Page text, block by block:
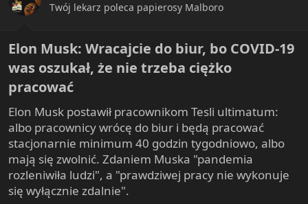
Twój lekarz poleca papierosy Malboro
Elon Musk: Wracajcie do biur, bo COVID-19
was oszukał, że nie trzeba ciężko
pracować​
Elon Musk postawił pracownikom Tesli ultimatum:
albo pracownicy wrócę do biur i będą pracować
stacjonarnie minimum 40 godzin tygodniowo, albo
mają się zwolnić. Zdaniem Muska "pandemia
rozleniwiła ludzi", a "prawdziwej pracy nie wykonuje
się wyłącznie zdalnie".